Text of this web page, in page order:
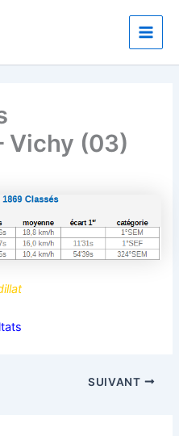
Main
Vichy (03)
SUIVANT